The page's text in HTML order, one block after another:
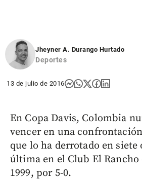
Jheyner A. Durango Hurtado
Deportes
13 de julio de 2016
En Copa Davis, Colombia
vencer en una
que lo ha derrotado en siete
última en el Club El Rancho
1999, por 5-0.